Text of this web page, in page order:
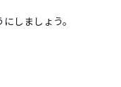
しましょう。